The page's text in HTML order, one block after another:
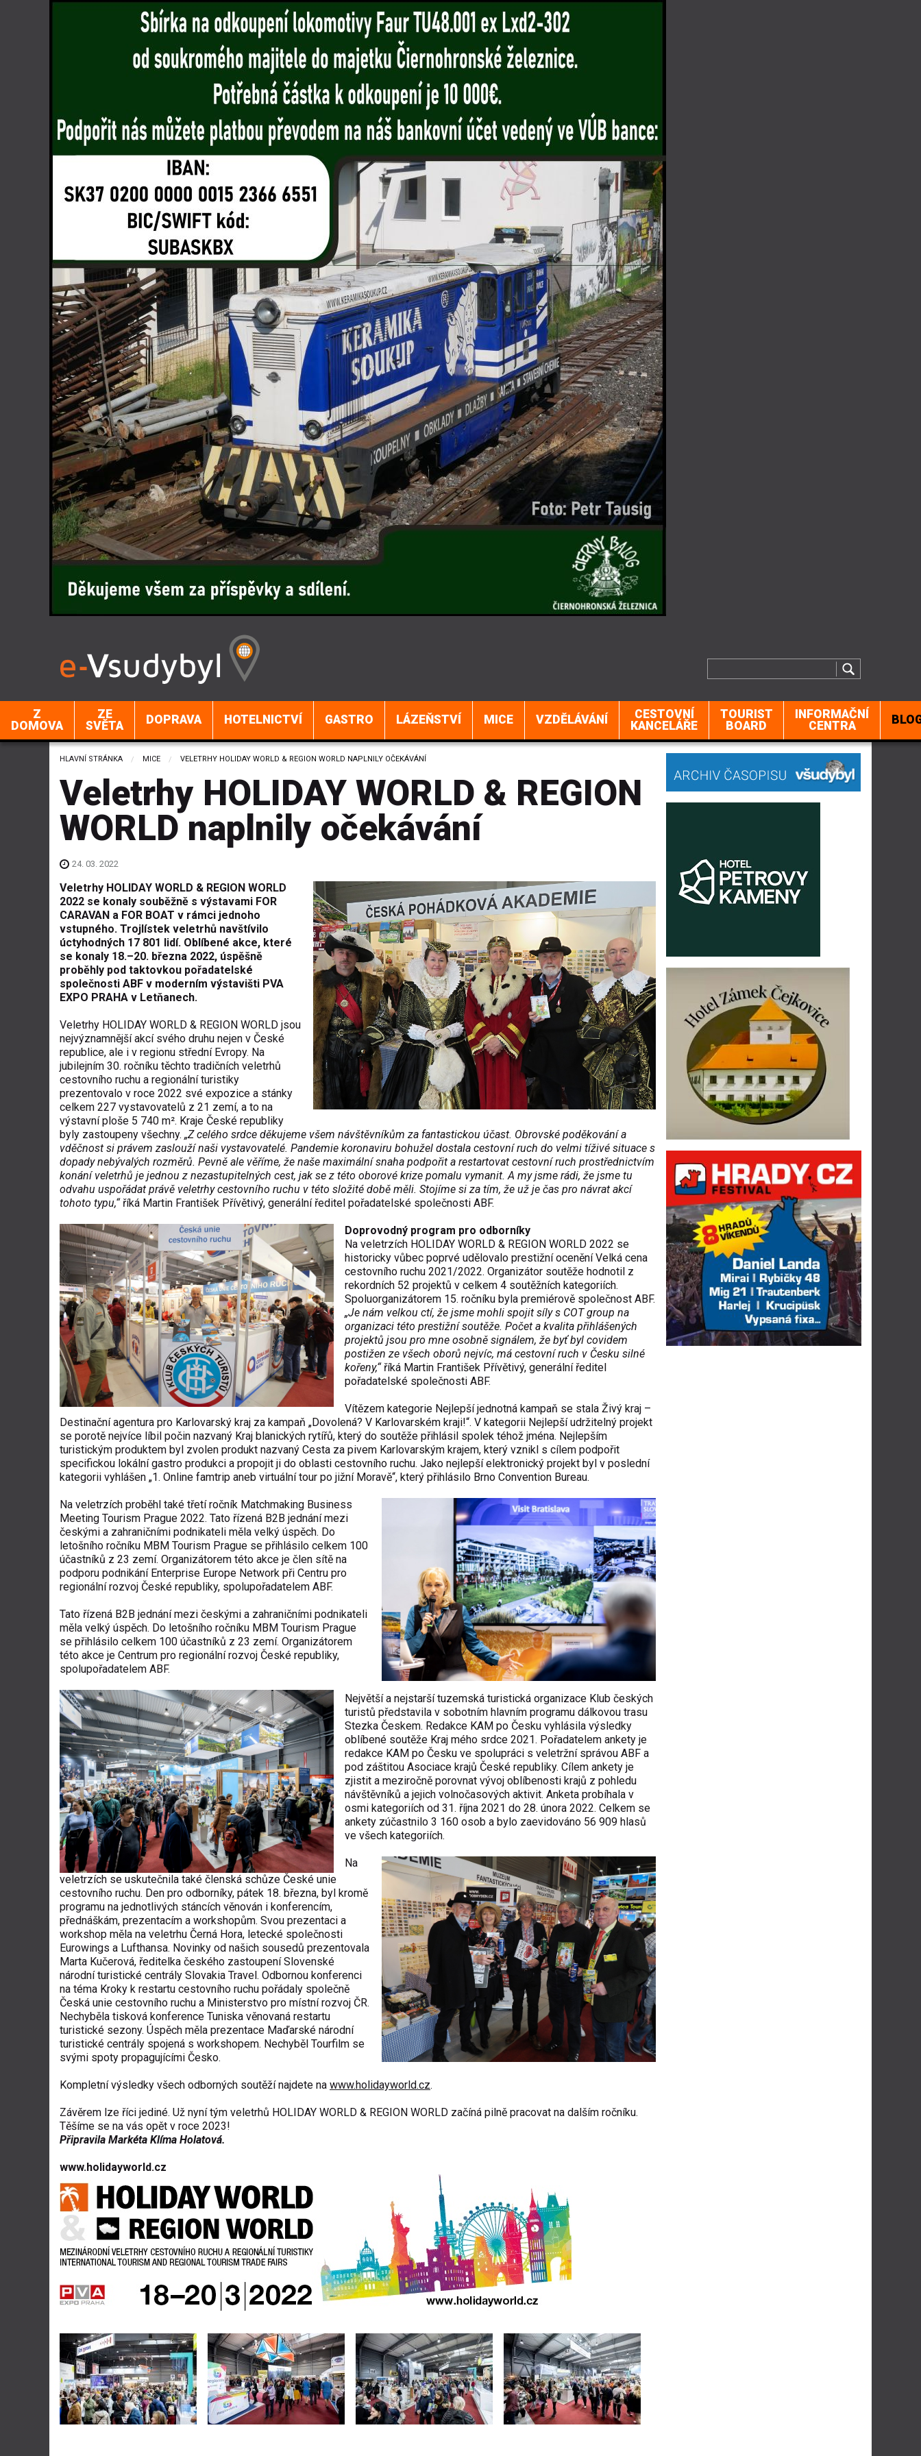
Z
DOMOVA
ZE
SVĚTA
DOPRAVA HOTELNICTVÍ GASTRO LÁZEŇSTVÍ MICE VZDĚLÁVÁNÍ
CESTOVNÍ
KANCELÁŘE
TOURIST
BOARD
INFORMAČNÍ
CENTRA
HLAVNÍ STRÁNKA MICE CURRENT:
VELETRHY HOLIDAY WORLD & REGION WORLD NAPLNILY OČEKÁVÁNÍ
Veletrhy HOLIDAY WORLD & REGION
WORLD naplnily očekávání
24. 03. 2022
Veletrhy HOLIDAY WORLD & REGION WORLD
2022 se konaly souběžně s výstavami FOR
CARAVAN a FOR BOAT v rámci jednoho
vstupného. Trojlístek veletrhů navštívilo
úctyhodných 17 801 lidí. Oblíbené akce, které
se konaly 18.–20. března 2022, úspěšně
proběhly pod taktovkou pořadatelské
společnosti ABF v moderním výstavišti PVA
EXPO PRAHA v Letňanech.
Veletrhy HOLIDAY WORLD & REGION WORLD jsou
nejvýznamnější akcí svého druhu nejen v České
republice, ale i v regionu střední Evropy. Na
jubilejním 30. ročníku těchto tradičních veletrhů
cestovního ruchu a regionální turistiky
prezentovalo v roce 2022 své expozice a stánky
celkem 227 vystavovatelů z 21 zemí, a to na
výstavní ploše 5 740 m². Kraje České republiky
byly zastoupeny všechny. „Z celého srdce děkujeme všem návštěvníkům za fantastickou účast. Obrovské poděkování a
vděčnost si právem zaslouží naši vystavovatelé. Pandemie koronaviru bohužel dostala cestovní ruch do velmi tíživé situace s
dopady nebývalých rozměrů. Pevně ale věříme, že naše maximální snaha podpořit a restartovat cestovní ruch prostřednictvím
konání veletrhů je jednou z nezastupitelných cest, jak se z této oborové krize pomalu vymanit. A my jsme rádi, že jsme tu
odvahu uspořádat právě veletrhy cestovního ruchu v této složité době měli. Stojíme si za tím, že už je čas pro návrat akcí
tohoto typu,“říká Martin František Přívětivý, generální ředitel pořadatelské společnosti ABF.
Doprovodný program pro odborníky
Na veletrzích HOLIDAY WORLD & REGION WORLD 2022 se
historicky vůbec poprvé udělovalo prestižní ocenění Velká cena
cestovního ruchu 2021/2022. Organizátor soutěže hodnotil z
rekordních 52 projektů v celkem 4 soutěžních kategoriích.
Spoluorganizátorem 15. ročníku byla premiérově společnost ABF.
„Je nám velkou ctí, že jsme mohli spojit síly s COT group na
organizaci této prestižní soutěže. Počet a kvalita přihlášených
projektů jsou pro mne osobně signálem, že byť byl covidem
postižen ze všech oborů nejvíc, má cestovní ruch v Česku silné
kořeny,“říká Martin František Přívětivý, generální ředitel
pořadatelské společnosti ABF.
Vítězem kategorie Nejlepší jednotná kampaň se stala Živý kraj –
Destinační agentura pro Karlovarský kraj za kampaň „Dovolená? V Karlovarském kraji!“. V kategorii Nejlepší udržitelný projekt
se porotě nejvíce líbil počin nazvaný Kraj blanických rytířů, který do soutěže přihlásil spolek téhož jména. Nejlepším
turistickým produktem byl zvolen produkt nazvaný Cesta za pivem Karlovarským krajem, který vznikl s cílem podpořit
specifickou lokální gastro produkci a propojit ji do oblasti cestovního ruchu. Jako nejlepší elektronický projekt byl v poslední
kategorii vyhlášen „1. Online famtrip aneb virtuální tour po jižní Moravě“, který přihlásilo Brno Convention Bureau.
Na veletrzích proběhl také třetí ročník Matchmaking Business
Meeting Tourism Prague 2022. Tato řízená B2B jednání mezi
českými a zahraničními podnikateli měla velký úspěch. Do
letošního ročníku MBM Tourism Prague se přihlásilo celkem 100
účastníků z 23 zemí. Organizátorem této akce je člen sítě na
podporu podnikání Enterprise Europe Network při Centru pro
regionální rozvoj České republiky, spolupořadatelem ABF.
Tato řízená B2B jednání mezi českými a zahraničními podnikateli
měla velký úspěch. Do letošního ročníku MBM Tourism Prague
se přihlásilo celkem 100 účastníků z 23 zemí. Organizátorem
této akce je Centrum pro regionální rozvoj České republiky,
spolupořadatelem ABF.
Největší a nejstarší tuzemská turistická organizace Klub českých
turistů představila v sobotním hlavním programu dálkovou trasu
Stezka Českem. Redakce KAM po Česku vyhlásila výsledky
oblíbené soutěže Kraj mého srdce 2021. Pořadatelem ankety je
redakce KAM po Česku ve spolupráci s veletržní správou ABF a
pod záštitou Asociace krajů České republiky. Cílem ankety je
zjistit a meziročně porovnat vývoj oblíbenosti krajů z pohledu
návštěvníků a jejich volnočasových aktivit. Anketa probíhala v
osmi kategoriích od 31. října 2021 do 28. února 2022. Celkem se
ankety zúčastnilo 3 160 osob a bylo zaevidováno 56 909 hlasů
ve všech kategoriích.
Na
veletrzích se uskutečnila také členská schůze České unie
cestovního ruchu. Den pro odborníky, pátek 18. března, byl kromě
programu na jednotlivých stáncích věnován i konferencím,
přednáškám, prezentacím a workshopům. Svou prezentaci a
workshop měla na veletrhu Černá Hora, letecké společnosti
Eurowings a Lufthansa. Novinky od našich sousedů prezentovala
Marta Kučerová, ředitelka českého zastoupení Slovenské
národní turistické centrály Slovakia Travel. Odbornou konferenci
na téma Kroky k restartu cestovního ruchu pořádaly společně
Česká unie cestovního ruchu a Ministerstvo pro místní rozvoj ČR.
Nechyběla tisková konference Tuniska věnovaná restartu
turistické sezony. Úspěch měla prezentace Maďarské národní
turistické centrály spojená s workshopem. Nechyběl Tourfilm se
svými spoty propagujícími Česko.
Kompletní výsledky všech odborných soutěží najdete na www.holidayworld.cz.
Závěrem lze říci jediné. Už nyní tým veletrhů HOLIDAY WORLD & REGION WORLD začíná pilně pracovat na dalším ročníku.
Těšíme se na vás opět v roce 2023!
Připravila Markéta Klíma Holatová.
www.holidayworld.cz